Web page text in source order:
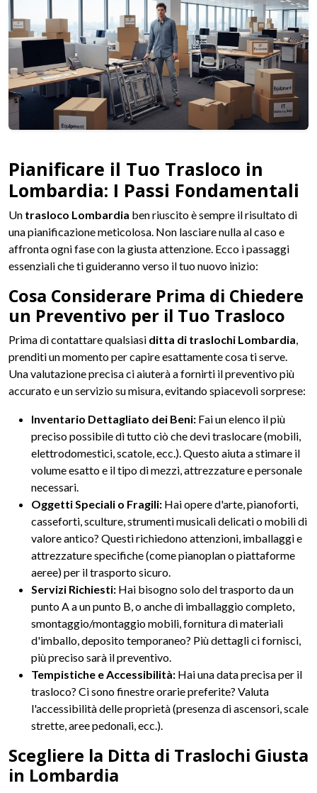
Pianificare il Tuo Trasloco in
Lombardia: I Passi Fondamentali
Un trasloco Lombardia ben riuscito è sempre il risultato di
una pianificazione meticolosa. Non lasciare nulla al caso e
affronta ogni fase con la giusta attenzione. Ecco i passaggi
essenziali che ti guideranno verso il tuo nuovo inizio:
Cosa Considerare Prima di Chiedere
un Preventivo per il Tuo Trasloco
Prima di contattare qualsiasi ditta di traslochi Lombardia,
prenditi un momento per capire esattamente cosa ti serve.
Una valutazione precisa ci aiuterà a fornirti il preventivo più
accurato e un servizio su misura, evitando spiacevoli sorprese:
Inventario Dettagliato dei Beni: Fai un elenco il più
preciso possibile di tutto ciò che devi traslocare (mobili,
elettrodomestici, scatole, ecc.). Questo aiuta a stimare il
volume esatto e il tipo di mezzi, attrezzature e personale
necessari.
Oggetti Speciali o Fragili: Hai opere d'arte, pianoforti,
casseforti, sculture, strumenti musicali delicati o mobili di
valore antico? Questi richiedono attenzioni, imballaggi e
attrezzature specifiche (come pianoplan o piattaforme
aeree) per il trasporto sicuro.
Servizi Richiesti: Hai bisogno solo del trasporto da un
punto A a un punto B, o anche di imballaggio completo,
smontaggio/montaggio mobili, fornitura di materiali
d'imballo, deposito temporaneo? Più dettagli ci fornisci,
più preciso sarà il preventivo.
Tempistiche e Accessibilità: Hai una data precisa per il
trasloco? Ci sono finestre orarie preferite? Valuta
l'accessibilità delle proprietà (presenza di ascensori, scale
strette, aree pedonali, ecc.).
Scegliere la Ditta di Traslochi Giusta
in Lombardia